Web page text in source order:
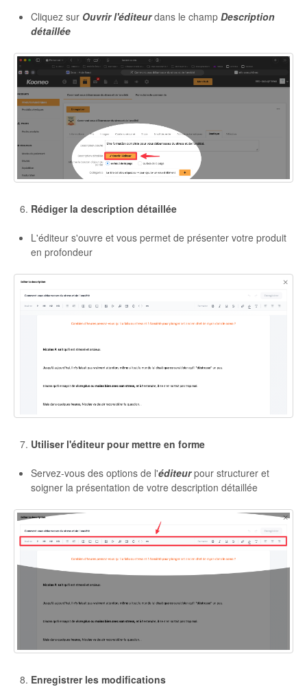
Cliquez sur Ouvrir l'éditeurdans le champ Description
détaillée
Rédiger la description détaillée
L'éditeur s'ouvre et vous permet de présenter votre produit
en profondeur
Utiliser l'éditeur pour mettre en forme
Servez-vous des options de l'éditeurpour structurer et
soigner la présentation de votre description détaillée
Enregistrer les modifications